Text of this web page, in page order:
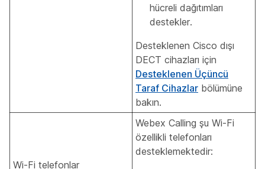
hücreli dağıtımları
destekler.
Desteklenen Cisco dışı
DECT cihazları için
Desteklenen Üçüncü
Taraf Cihazlar bölümüne
bakın.
Wi-Fi telefonlar
Webex Calling şu Wi-Fi
özellikli telefonları
desteklemektedir: